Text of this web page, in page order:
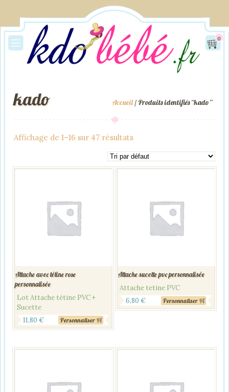
0
Accueil/ Produits identifiés “kado”
kado
Affichage de 1–16 sur 47 résultats
Attache avec tétine rose
personnalisée
Lot Attache tétine PVC +
Sucette
11,80 € Personnaliser
Attache sucette pvc personnalisée
Attache tetine PVC
6,80 € Personnaliser